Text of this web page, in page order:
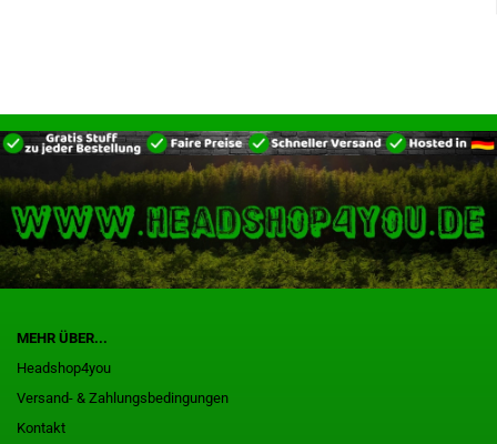
MEHR ÜBER...
Headshop4you
Versand- & Zahlungsbedingungen
Kontakt